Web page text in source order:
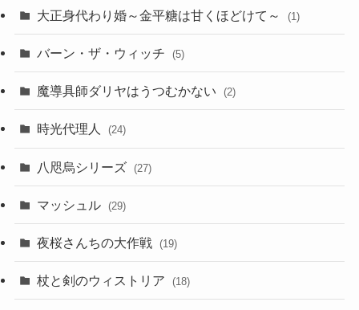
大正身代わり婚～金平糖は甘くほどけて～ (1)
バーン・ザ・ウィッチ (5)
魔導具師ダリヤはうつむかない (2)
時光代理人 (24)
八咫烏シリーズ (27)
マッシュル (29)
夜桜さんちの大作戦 (19)
杖と剣のウィストリア (18)